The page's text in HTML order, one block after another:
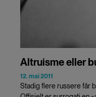
Altruisme eller
12. mai 2011
Stadig flere russere får